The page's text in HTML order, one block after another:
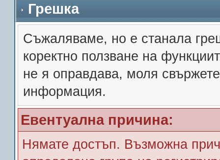
Грешка
Съжалявамe, но е станала
коректно ползване на
не я оправдава, моля
информация.
Евентуална причина:
Нямате достъп. Възможна